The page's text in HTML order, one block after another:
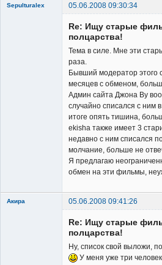
Sepulturalex
05.06.2008 09:30:34
Re: Ищу старые
полцарства!
Тема в силе. Мне эти
раза.
Бывший модератор этого
месяцев с обменом,
Админ сайта Джона Ву
случайно списался с ним
итоге опять тишина,
ekisha также имеет 3
недавно с ним списался
молчание, больше не
Я предлагаю
обмен на эти фильмы,
Акира 05.06.2008 09:41:26
Re: Ищу старые
полцарства!
Ну, список свой выложи,
У меня уже три